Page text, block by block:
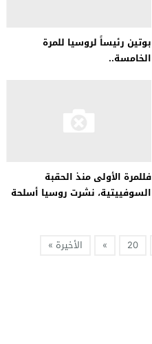
بوتين رئيساً لروسيا للمرة
الخامسة..
فللمرة الأولى منذ الحقبة
السوفييتية، نشرت روسيا أسلحة
20
» الأخيرة »